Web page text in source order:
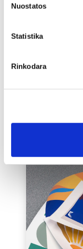
Nuostatos
Statistika
Rinkodara
mājas
rakstot uz